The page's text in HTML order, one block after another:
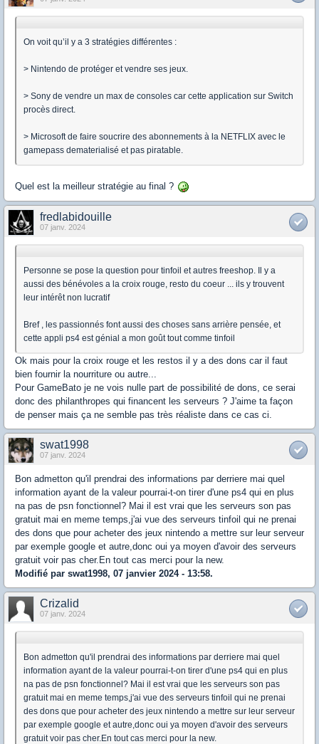
On voit qu’il y a 3 stratégies différentes :
> Nintendo de protéger et vendre ses jeux.
> Sony de vendre un max de consoles car cette application sur Switch
procès direct.
> Microsoft de faire soucrire des abonnements à la NETFLIX avec le
gamepass dematerialisé et pas piratable.
Quel est la meilleur stratégie au final ?
fredlabidouille
07 janv. 2024
Personne se pose la question pour tinfoil et autres freeshop. Il y a
aussi des bénévoles a la croix rouge, resto du coeur ... ils y trouvent
leur intérêt non lucratif
Bref , les passionnés font aussi des choses sans arrière pensée, et
cette appli ps4 est génial a mon goût tout comme tinfoil
Ok mais pour la croix rouge et les restos il y a des dons car il faut
bien fournir la nourriture ou autre...
Pour GameBato je ne vois nulle part de possibilité de dons, ce serai
donc des philanthropes qui financent les serveurs ? J'aime ta façon
de penser mais ça ne semble pas très réaliste dans ce cas ci.
swat1998
07 janv. 2024
Bon admetton qu'il prendrai des informations par derriere mai quel
information ayant de la valeur pourrai-t-on tirer d'une ps4 qui en plus
na pas de psn fonctionnel? Mai il est vrai que les serveurs son pas
gratuit mai en meme temps,j'ai vue des serveurs tinfoil qui ne prenai
des dons que pour acheter des jeux nintendo a mettre sur leur serveur
par exemple google et autre,donc oui ya moyen d'avoir des serveurs
gratuit voir pas cher.En tout cas merci pour la new.
Modifié par swat1998, 07 janvier 2024 - 13:58.
Crizalid
07 janv. 2024
Bon admetton qu'il prendrai des informations par derriere mai quel
information ayant de la valeur pourrai-t-on tirer d'une ps4 qui en plus
na pas de psn fonctionnel? Mai il est vrai que les serveurs son pas
gratuit mai en meme temps,j'ai vue des serveurs tinfoil qui ne prenai
des dons que pour acheter des jeux nintendo a mettre sur leur serveur
par exemple google et autre,donc oui ya moyen d'avoir des serveurs
gratuit voir pas cher.En tout cas merci pour la new.